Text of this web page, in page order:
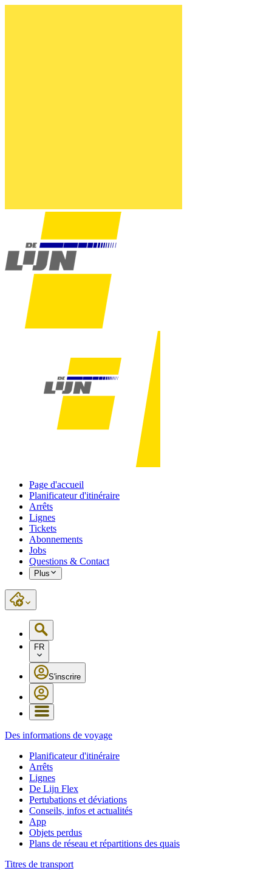
Page d'accueil
Planificateur d'itinéraire
Arrêts
Lignes
Tickets
Abonnements
Jobs
Questions & Contact
Plus
FR
S'inscrire
Des informations de voyage
Planificateur d'itinéraire
Arrêts
Lignes
De Lijn Flex
Pertubations et déviations
Conseils, infos et actualités
App
Objets perdus
Plans de réseau et répartitions des quais
Titres de transport